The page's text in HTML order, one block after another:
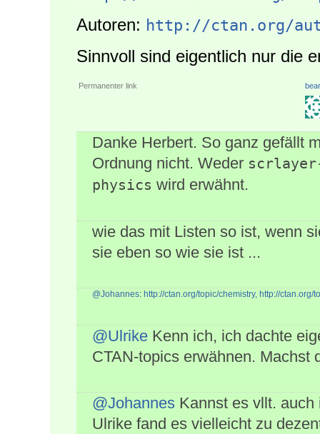
Autoren: http://ctan.org/
Sinnvoll sind eigentlich nur die
Permanenter link
Danke Herbert. So ganz gefällt
Ordnung nicht. Weder
physics wird erwähnt.
wie das mit Listen so ist, wenn
sie eben so wie sie ist ...
@Johannes: http://ctan.org/topic/chemistry, http://ctan.org/
@Ulrike Kenn ich, ich dachte
CTAN-topics erwähnen. Machst
@Johannes Kannst es vllt.
Ulrike fand es vielleicht zu